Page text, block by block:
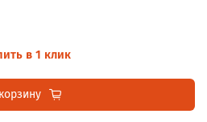
в 1 клик